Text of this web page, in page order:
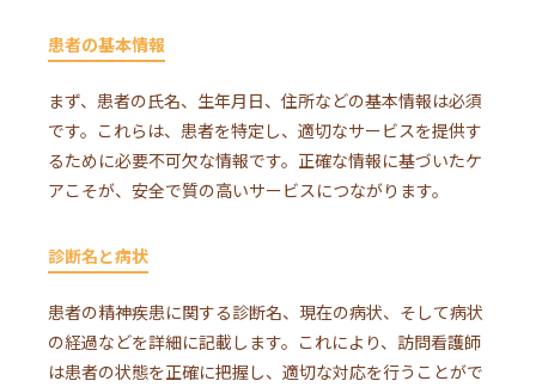
患者の基本情報
まず、患者の氏名、生年月日、住所などの基本情報は必須
です。これらは、患者を特定し、適切なサービスを提供す
るために必要不可欠な情報です。正確な情報に基づいたケ
アこそが、安全で質の高いサービスにつながります。
診断名と病状
患者の精神疾患に関する診断名、現在の病状、そして病状
の経過などを詳細に記載します。これにより、訪問看護師
は患者の状態を正確に把握し、適切な対応を行うことがで